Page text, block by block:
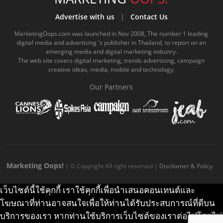
b
o
o
k
c
o
u
b
e
.
o
m
m
e
a
g
r
a
.
o
k
.
c
m
Advertise with us| Contact Us
MarketingOops.com was launched in Nov 2008, The number 1 leading
digital media and advertising 's publisher in Thailand, to report on an
emerging media and digital marketing industry.
The web site covers digital marketing, trends advertising, campaign
creative ideas, media, mobile and technology.
Our Partners
Marketing Oops! | © Copyright All right reserved | Discliamer & Policy
เว็บไซต์นี้ใช้คุกกี้ เราใช้คุกกี้เพื่อนำเสนอคอนเทนต์และ
โฆษณาที่ท่านอาจสนใจเพื่อให้ท่านได้รับประสบการณ์ที่ดีบน
บริการของเรา หากท่านใช้บริการเว็บไซต์ของเราต่อไปโดยไม่